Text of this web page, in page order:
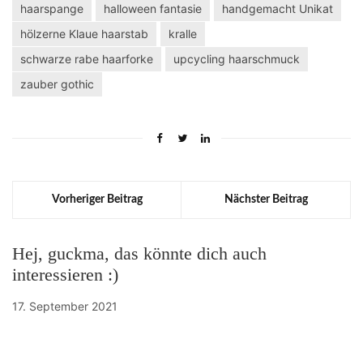
haarspange
halloween fantasie
handgemacht Unikat
hölzerne Klaue haarstab
kralle
schwarze rabe haarforke
upcycling haarschmuck
zauber gothic
Vorheriger Beitrag Nächster Beitrag
Hej, guckma, das könnte dich auch
interessieren :)
17. September 2021